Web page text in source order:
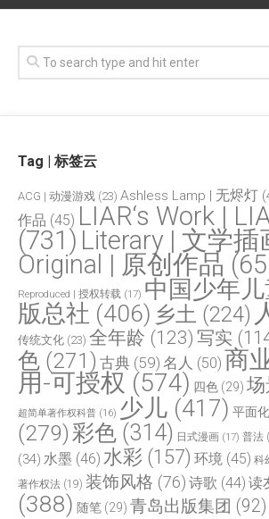
Tag | 标签云
ACG | 动漫游戏 (23) Ashless Lamp | 无烬灯
作品 (45) LIAR‘s Work |
(731) Literary | 文学插
Original | 原创作品
Reproduced | 授权转载 (17) 中国少年
版总社 (406) 乡土 (224)
传统文化 (23) 全年龄 (123) 写实
色 (271) 古典 (59) 名人 (50) 商
用-可授权 (574) 四色 (29)
超简单著作权科普 (16) 少儿 (417) 平面化
(279)彩色 (314) 日式漫画 (17) 普法
(34) 水墨 (46) 水彩 (157) 环境 (45) 科
著作权法 (19) 装饰风格 (76) 诗歌 (44) 读
(388) 随笔 (29) 青岛出版集团 (92)